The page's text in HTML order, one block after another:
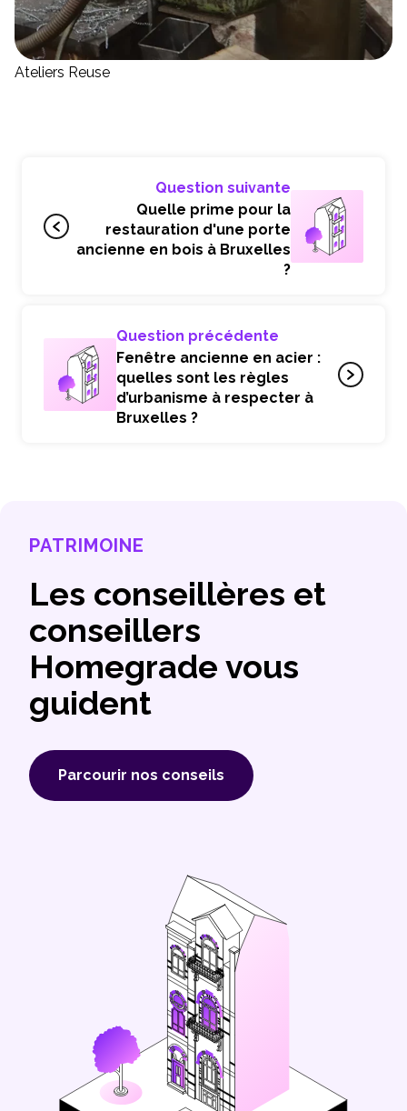
Ateliers Reuse
Question suivante
Quelle prime pour la
restauration d'une porte
ancienne en bois à Bruxelles
?
Question précédente
Fenêtre ancienne en acier :
quelles sont les règles
d’urbanisme à respecter à
Bruxelles ?
PATRIMOINE
Les conseillères et
conseillers
Homegrade vous
guident
Parcourir nos conseils